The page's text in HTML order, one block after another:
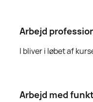
Arbejd
I bliver i løbet af
Arbejd med